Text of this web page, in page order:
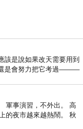
該是說如果改天需要用到
還是會努力把它考過———
軍事演習，不外出。 高
的夜市越來越熱鬧。 秋
熱。。。